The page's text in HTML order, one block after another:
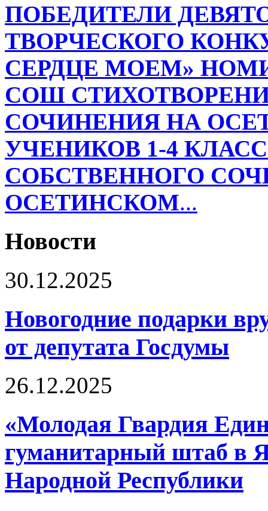
ПОБЕДИТЕЛИ
ТВОРЧЕСКОГО
СЕРДЦЕ МОЕМ»
СОШ
СОЧИНЕНИЯ НА
УЧЕНИКОВ 1-4
СОБСТВЕННОГО
ОСЕТИНСКОМ...
Новости
30.12.2025
Новогодние подарки
от депутата Госдумы
26.12.2025
«Молодая Гвардия
гуманитарный штаб в
Народной Республики